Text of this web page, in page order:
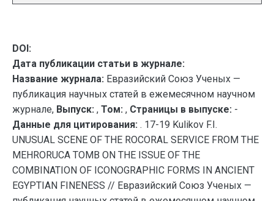
DOI:
Дата публикации статьи в журнале:
Название журнала: Евразийский Союз Ученых —
публикация научных статей в ежемесячном научном
журнале, Выпуск: , Том: , Страницы в выпуске: -
Данные для цитирования: . 17-19 Kulikov F.I.
UNUSUAL SCENE OF THE ROCORAL SERVICE FROM THE
MEHRORUCA TOMB ON THE ISSUE OF THE
COMBINATION OF ICONOGRAPHIC FORMS IN ANCIENT
EGYPTIAN FINENESS // Евразийский Союз Ученых —